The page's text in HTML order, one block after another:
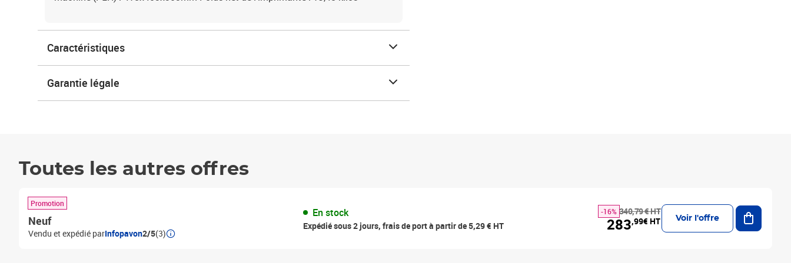
Caractéristiques
Garantie légale
Toutes les autres offres
Promotion
Neuf
Vendu et expédié parInfopavon2/5(3)
En stock
Expédié sous 2 jours, frais de port à partir de 5,29 € HT
340,79 € HT
-16%
283,99€ HT Voir l'offre
Ajouter